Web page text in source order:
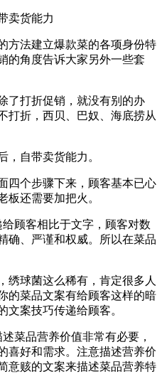
卖货能力
方法建立爆款菜的各项身份特
的角度告诉大家另外一些套
了打折促销，就没有别的办
打折，西贝、巴奴、海底捞从
，自带卖货能力。
四个步骤下来，顾客基本已心
板还需要加把火。
顾客相比于文字，顾客对数
确、严谨和权威。所以在菜品
绣球菌这么稀有，肯定很多人
的菜品文案有给顾客这样的暗
文案技巧传递给顾客。
菜品营养价值非常有必要，
喜好和需求。注意描述营养价
意赅的文案来描述菜品营养特